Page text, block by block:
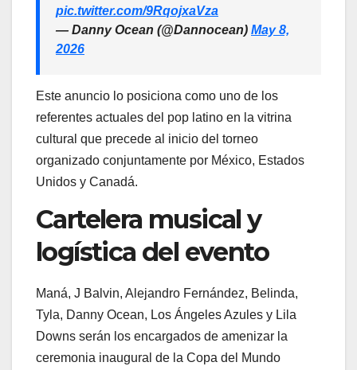
pic.twitter.com/9RqojxaVza
— Danny Ocean (@Dannocean) May 8,
2026
Este anuncio lo posiciona como uno de los
referentes actuales del pop latino en la vitrina
cultural que precede al inicio del torneo
organizado conjuntamente por México, Estados
Unidos y Canadá.
Cartelera musical y
logística del evento
Maná, J Balvin, Alejandro Fernández, Belinda,
Tyla, Danny Ocean, Los Ángeles Azules y Lila
Downs serán los encargados de amenizar la
ceremonia inaugural de la Copa del Mundo